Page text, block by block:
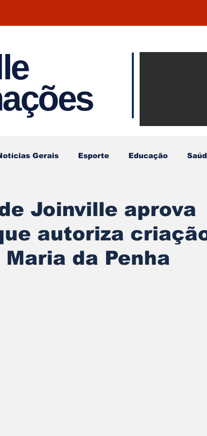
Gerais Esporte Educação
Joinville aprova
autoriza
da Penha